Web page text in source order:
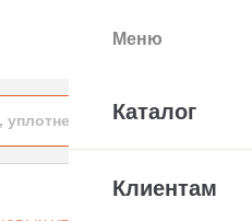
Меню
Каталог
Клиентам